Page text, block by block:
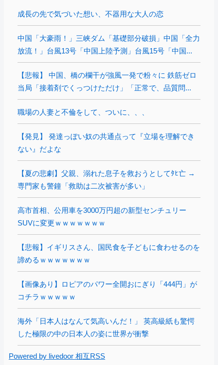
成長の先で気づいた想い、不器用な大人の恋
中国「大豪雨！」三峡ダム「基礎部分破損」中国「全力
放流！」台風13号「中国上陸予測」台風15号「中国...
【悲報】 中国、橋の欄干が強風一発で粉々に 鉄筋ゼロ
当局「接着剤でくっつけただけ」「正常で、品質問...
職場の人妻と不倫をして、ついに、、、
【発見】 発達っぽい奴の共通点って『立場を理解でき
ない』だよな
【夏の悲劇】父親、溺れた息子を救おうとしてﾀﾋ亡 →
専門家も警鐘「救助は二次被害が多い」
高市首相、公用車を3000万円超の新型センチュリー
SUVに変更ｗｗｗｗｗｗｗ
【悲報】イギリスさん、国民食を子どもに食わせるのを
諦めるｗｗｗｗｗｗｗ
【画像あり】ロピアのパワー全開おにぎり「444円」が
コチラｗｗｗｗｗ
海外「日本人はなんて気高いんだ！」 英高級紙も驚愕
した極限の中の日本人の姿に世界が衝撃
Powered by livedoor 相互RSS